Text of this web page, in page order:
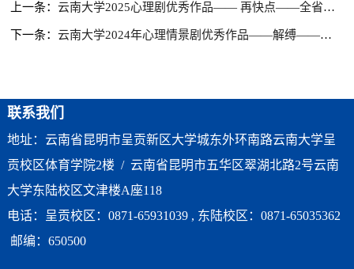
上一条：云南大学2025心理剧优秀作品—— 再快点——全省一等奖
下一条：云南大学2024年心理情景剧优秀作品——解缚——全省二等奖
联系我们
地址：云南省昆明市呈贡新区大学城东外环南路云南大学呈
贡校区体育学院2楼 / 云南省昆明市五华区翠湖北路2号云南
大学东陆校区文津楼A座118
电话：呈贡校区：0871-65931039 , 东陆校区：0871-65035362
邮编：650500